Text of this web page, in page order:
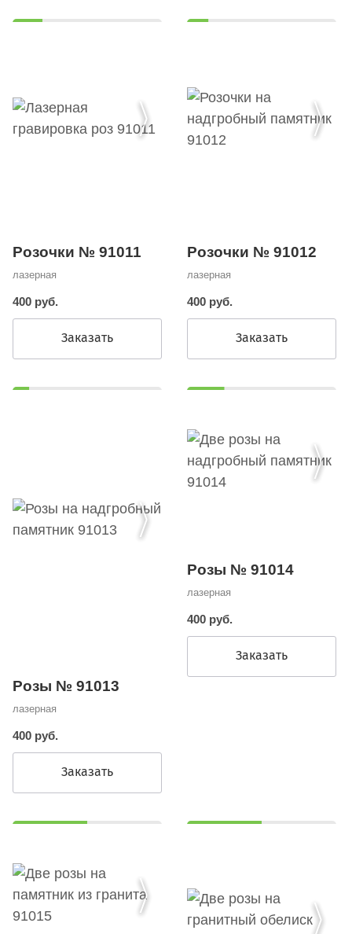
Розочки № 91011
лазерная
400 руб.
Заказать
Розочки № 91012
лазерная
400 руб.
Заказать
Розы № 91013
лазерная
400 руб.
Заказать
Розы № 91014
лазерная
400 руб.
Заказать